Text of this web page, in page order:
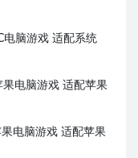
电脑游戏 适配系统
电脑游戏 适配苹果
电脑游戏 适配苹果